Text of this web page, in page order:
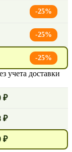
-25%
-25%
-25%
учета доставки
₽
₽
₽